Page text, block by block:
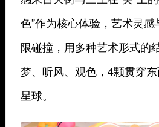
色”作为核心体验，艺术灵
限碰撞，用多种艺术形式的
梦、听风、观色，4颗贯穿
星球。